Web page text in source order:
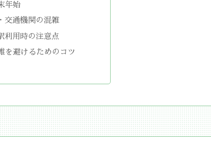
年始
交通機関の混雑
利用時の注意点
を避けるためのコツ